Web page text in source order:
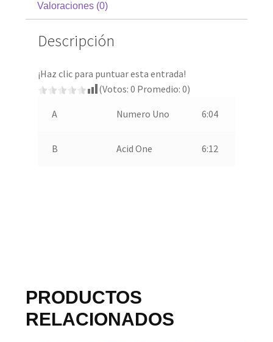
Valoraciones (0)
Descripción
¡Haz clic para puntuar esta entrada!
(Votos: 0 Promedio: 0)
A Numero Uno 6:04
B Acid One 6:12
PRODUCTOS
RELACIONADOS